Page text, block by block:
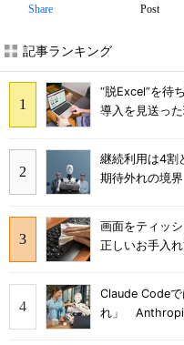
Share Post
記事ランキング
“脱Excel”を待
導入を見送っ
継続利用は4
期待外れの境界
画面をティッ
正しいお手入
Claude Code
れ」